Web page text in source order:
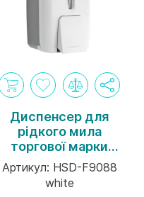
Диспенсер для
рідкого мила
торгової марки
Interhasa навісний
800 мл INSPIRE Serie
білий
Артикул: HSD-F9088
white